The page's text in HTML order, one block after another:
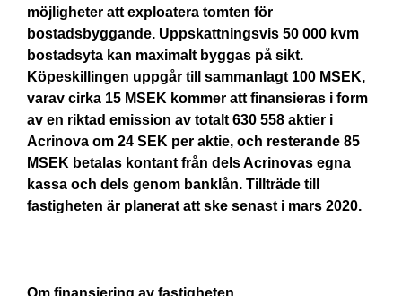
möjligheter att exploatera tomten för
bostadsbyggande. Uppskattningsvis 50 000 kvm
bostadsyta kan maximalt byggas på sikt.
Köpeskillingen uppgår till sammanlagt 100 MSEK,
varav cirka 15 MSEK kommer att finansieras i form
av en riktad emission av totalt 630 558 aktier i
Acrinova om 24 SEK per aktie, och resterande 85
MSEK betalas kontant från dels Acrinovas egna
kassa och dels genom banklån. Tillträde till
fastigheten är planerat att ske senast i mars 2020.